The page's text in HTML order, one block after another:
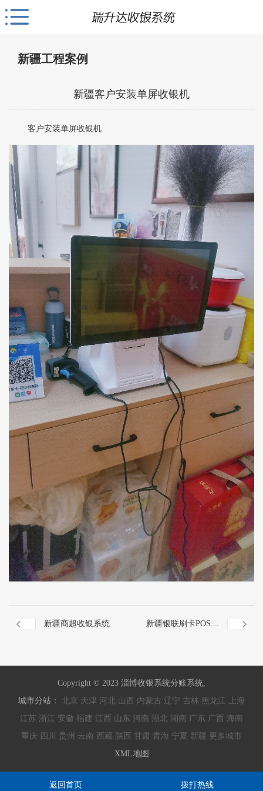
新疆工程案例
新疆客户安装单屏收银机
客户安装单屏收银机
新疆商超收银系统 新疆银联刷卡POS机
Copyright © 2023 淄博收银系统分账系统,
城市分站： 北京 天津 河北 山西 内蒙古 辽宁 吉林 黑龙江
上海
江苏 浙江 安徽 福建 江西 山东 河南 湖北 湖南 广东 广西 海南
重庆 四川 贵州 云南 西藏 陕西 甘肃 青海 宁夏 新疆 更多城市
XML地图
返回首页 拨打热线